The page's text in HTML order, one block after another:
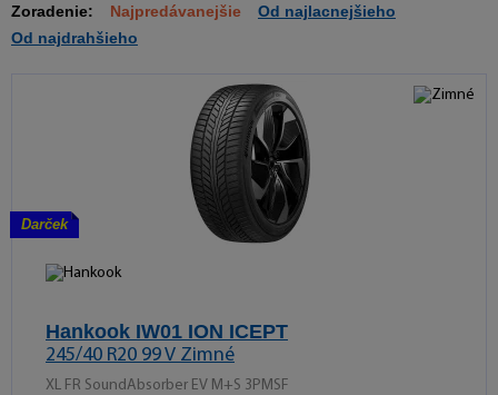
Zoradenie: Najpredávanejšie
Od najlacnejšieho
Od najdrahšieho
Darček
Hankook IW01 ION ICEPT
245/40 R20 99 V Zimné
XL FR SoundAbsorber EV M+S 3PMSF